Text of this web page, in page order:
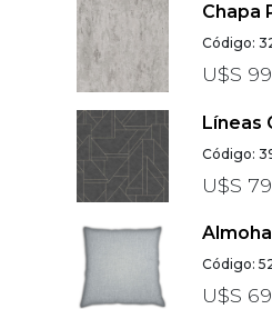
Chapa
Código:
U$S
Código:
U$S
Código:
U$S